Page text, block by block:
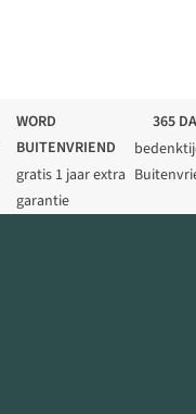
WORD
BUITENVRIEND
gratis 1 jaar extra
garantie
365